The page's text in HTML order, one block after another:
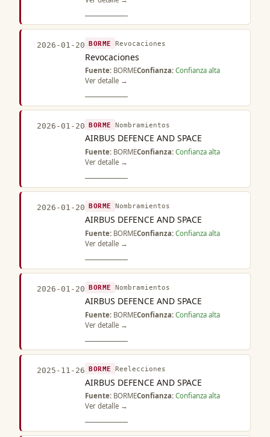
2026-01-20 BORME Revocaciones
Revocaciones
Fuente: BORMEConfianza: Confianza alta
Ver detalle →
2026-01-20 BORME Nombramientos
AIRBUS DEFENCE AND SPACE
Fuente: BORMEConfianza: Confianza alta
Ver detalle →
2026-01-20 BORME Nombramientos
AIRBUS DEFENCE AND SPACE
Fuente: BORMEConfianza: Confianza alta
Ver detalle →
2026-01-20 BORME Nombramientos
AIRBUS DEFENCE AND SPACE
Fuente: BORMEConfianza: Confianza alta
Ver detalle →
2025-11-26 BORME Reelecciones
AIRBUS DEFENCE AND SPACE
Fuente: BORMEConfianza: Confianza alta
Ver detalle →